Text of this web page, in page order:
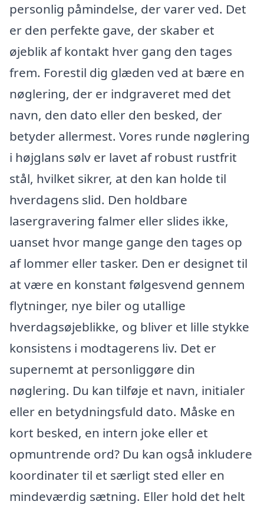
personlig påmindelse, der varer ved. Det
er den perfekte gave, der skaber et
øjeblik af kontakt hver gang den tages
frem. Forestil dig glæden ved at bære en
nøglering, der er indgraveret med det
navn, den dato eller den besked, der
betyder allermest. Vores runde nøglering
i højglans sølv er lavet af robust rustfrit
stål, hvilket sikrer, at den kan holde til
hverdagens slid. Den holdbare
lasergravering falmer eller slides ikke,
uanset hvor mange gange den tages op
af lommer eller tasker. Den er designet til
at være en konstant følgesvend gennem
flytninger, nye biler og utallige
hverdagsøjeblikke, og bliver et lille stykke
konsistens i modtagerens liv. Det er
supernemt at personliggøre din
nøglering. Du kan tilføje et navn, initialer
eller en betydningsfuld dato. Måske en
kort besked, en intern joke eller et
opmuntrende ord? Du kan også inkludere
koordinater til et særligt sted eller en
mindeværdig sætning. Eller hold det helt